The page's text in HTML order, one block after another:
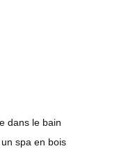
dans le bain
spa en bois